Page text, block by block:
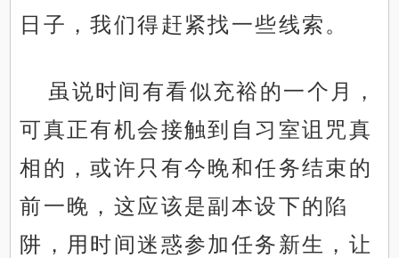
日子，我们得赶紧找一些线索。
虽说时间有看似充裕的一个月，
可真正有机会接触到自习室诅咒真
相的，或许只有今晚和任务结束的
前一晚，这应该是副本设下的陷
阱，用时间迷惑参加任务新生，让